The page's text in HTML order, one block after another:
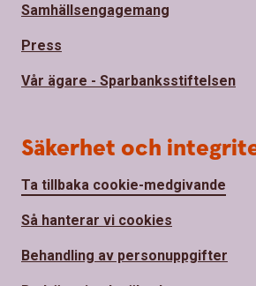
Samhällsengagemang
Press
Vår ägare - Sparbanksstiftelsen
Säkerhet och
Ta tillbaka cookie-medgivande
Så hanterar vi cookies
Behandling av personuppgifter